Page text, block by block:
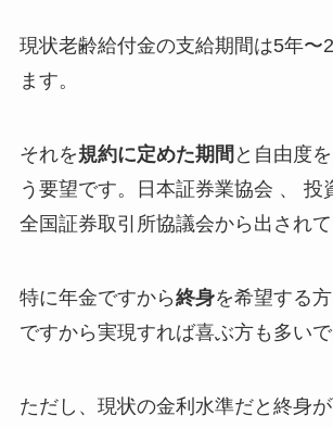
現状老齢給付金の支給期間は5年〜
ます。
それを規約に定めた期間 と自由度
う要望です。日本証券業協会 、 投
全国証券取引所協議会から出されて
特に年金ですから終身を希望する
ですから実現すれば喜ぶ方も多いで
ただし、現状の金利水準だと終身